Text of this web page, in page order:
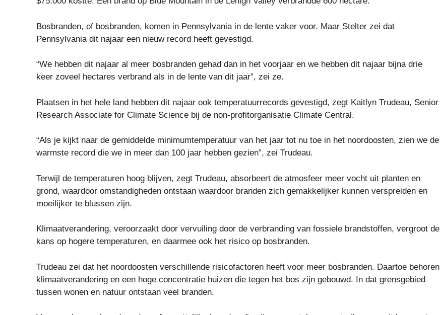
Bosbranden, of bosbranden, komen in Pennsylvania in de lente vaker voor. Maar Stelter zei dat
Pennsylvania dit najaar een nieuw record heeft gevestigd.
“We hebben dit najaar al meer bosbranden gehad dan in het voorjaar en we hebben dit najaar bijna drie
keer zoveel hectares verbrand als in de lente van dit jaar”, zei ze.
Plaatsen in het hele land hebben dit najaar ook temperatuurrecords gevestigd, zegt Kaitlyn Trudeau, Senior
Research Associate for Climate Science bij de non-profitorganisatie Climate Central.
“Als je kijkt naar de gemiddelde minimumtemperatuur van het jaar tot nu toe in het noordoosten, zien we de
warmste record die we in meer dan 100 jaar hebben gezien”, zei Trudeau.
Terwijl de temperaturen hoog blijven, zegt Trudeau, absorbeert de atmosfeer meer vocht uit planten en
grond, waardoor omstandigheden ontstaan ​​waardoor branden zich gemakkelijker kunnen verspreiden en
moeilijker te blussen zijn.
Klimaatverandering, veroorzaakt door vervuiling door de verbranding van fossiele brandstoffen, vergroot de
kans op hogere temperaturen, en daarmee ook het risico op bosbranden.
Trudeau zei dat het noordoosten verschillende risicofactoren heeft voor meer bosbranden. Daartoe behoren
klimaatverandering en een hoge concentratie huizen die tegen het bos zijn gebouwd. In dat grensgebied
tussen wonen en natuur ontstaan ​​veel branden.